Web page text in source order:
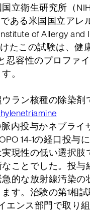
立衛生研究所（
ある米国国立アレ
of Allergy and
たこの試験は、健
忍容性のプロファ
。
ラン核種の除染剤
内投与かネブライ
14-1の経口投与
現性の低い選択肢
ことでした。投与
的な放射線汚染の
す。治験の第1相
エンス部門で取り